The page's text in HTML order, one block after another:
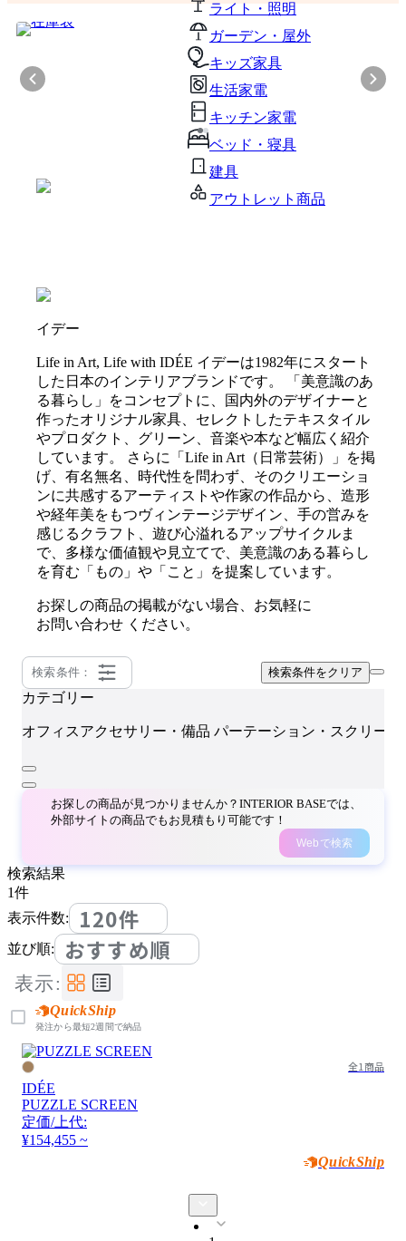
ライト・照明
ガーデン・屋外
キッズ家具
生活家電
キッチン家電
ベッド・寝具
建具
アウトレット商品
イデー
Life in Art, Life with IDÉE イデーは1982年にスタート
した日本のインテリアブランドです。 「美意識のあ
る暮らし」をコンセプトに、国内外のデザイナーと
作ったオリジナル家具、セレクトしたテキスタイル
やプロダクト、グリーン、音楽や本など幅広く紹介
しています。 さらに「Life in Art（日常芸術）」を掲
げ、有名無名、時代性を問わず、そのクリエーショ
ンに共感するアーティストや作家の作品から、造形
や経年美をもつヴィンテージデザイン、手の営みを
感じるクラフト、遊び心溢れるアップサイクルま
で、多様な価値観や見立てで、美意識のある暮らし
を育む「もの」や「こと」を提案しています。
お探しの商品の掲載がない場合、お気軽に
お問い合わせ ください。
検索条件： 検索条件をクリア
カテゴリー
オフィスアクセサリー・備品 パーテーション・スクリーン
お探しの商品が見つかりませんか？INTERIOR BASEでは、
外部サイトの商品でもお見積もり可能です！
Webで検索
検索結果
1件
表示件数:
120件
並び順: おすすめ順
表示:
QuickShip
発注から最短2週間で納品
全1商品
IDÉE
PUZZLE SCREEN
定価/上代:
¥154,455 ~
QuickShip